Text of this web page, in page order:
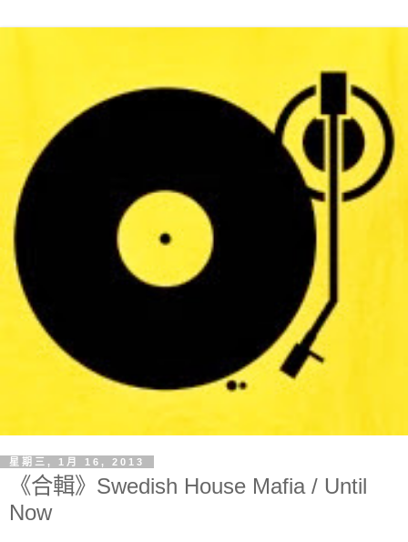
星期三, 1月 16, 2013
《合輯》Swedish House Mafia / Until
Now